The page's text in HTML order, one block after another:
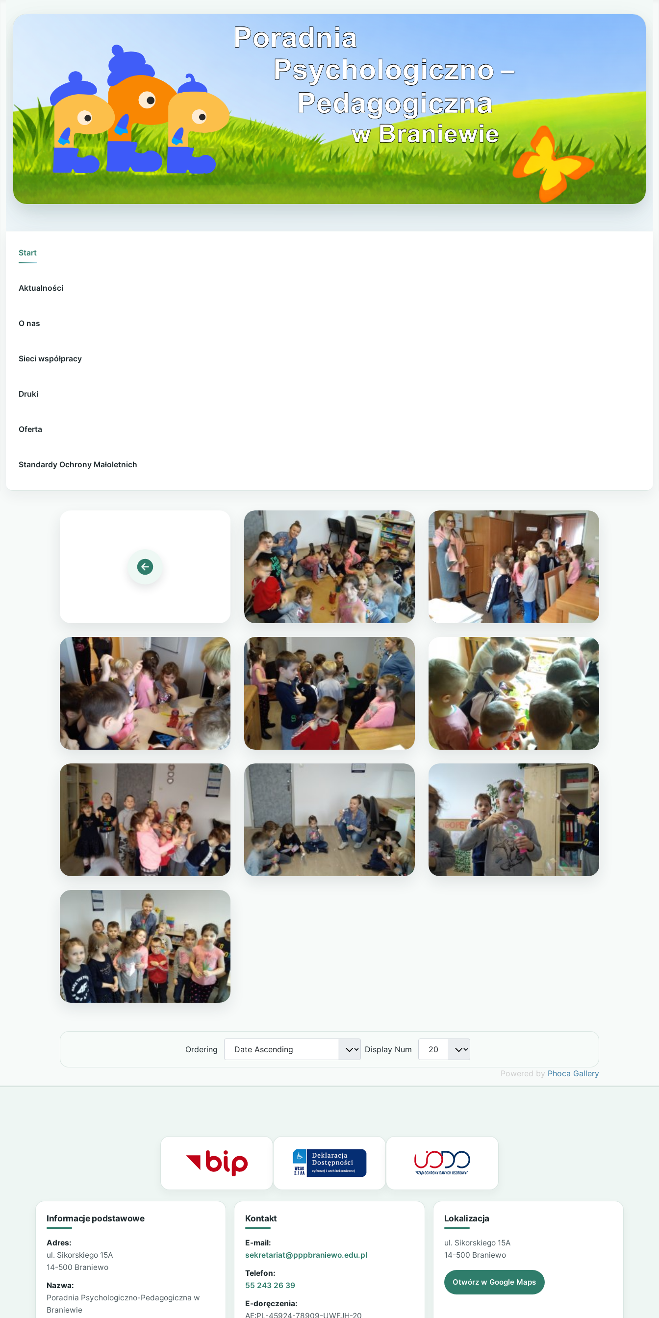
Start
Aktualności
O nas
Sieci współpracy
Druki
Oferta
Standardy Ochrony Małoletnich
Ordering Display Num
Powered by Phoca Gallery
Informacje podstawowe
Adres:
ul. Sikorskiego 15A
14-500 Braniewo
Nazwa:
Poradnia Psychologiczno-Pedagogiczna w
Braniewie
Kontakt
E-mail:
sekretariat@pppbraniewo.edu.pl
Telefon:
55 243 26 39
E-doręczenia:
AE:PL-45924-78909-UWFJH-20
Lokalizacja
ul. Sikorskiego 15A
14-500 Braniewo
Otwórz w Google Maps